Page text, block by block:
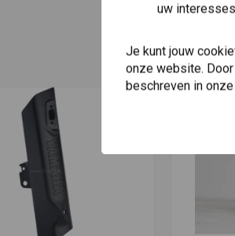
uw
Je kunt jouw
onze website.
beschreven in onze